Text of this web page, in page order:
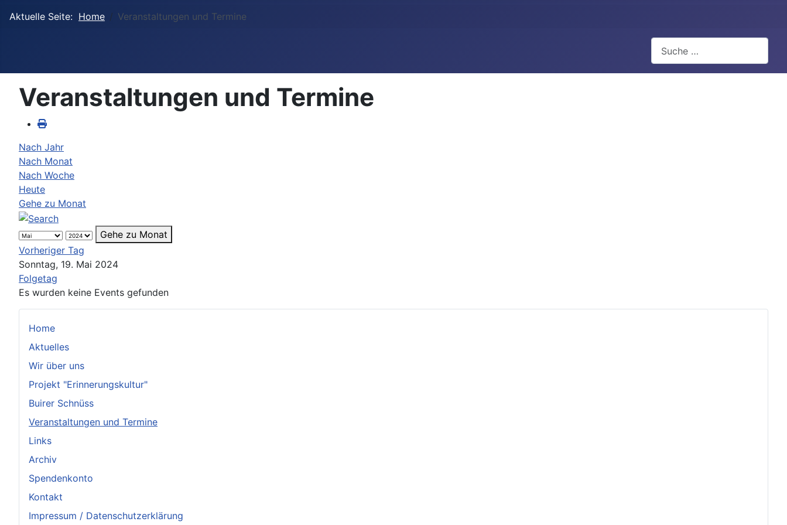
Aktuelle Seite: Home Veranstaltungen und Termine
Home
Aktuelles
Wir über uns
Projekt "Erinnerungskultur"
Buirer Schnüss
Veranstaltungen und Termine
Links
Archiv
Spendenkonto
Kontakt
Impressum / Datenschutzerklärung
Veranstaltungen und Termine
Nach Jahr
Nach Monat
Nach Woche
Heute
Gehe zu Monat
Gehe zu Monat
Vorheriger Tag
Sonntag, 19. Mai 2024
Folgetag
Es wurden keine Events gefunden